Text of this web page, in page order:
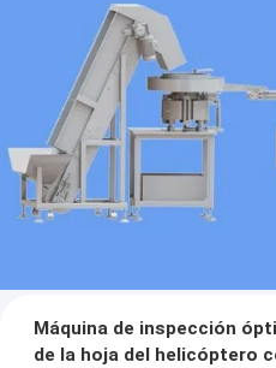
Máquina de inspección
de la hoja del helicóptero